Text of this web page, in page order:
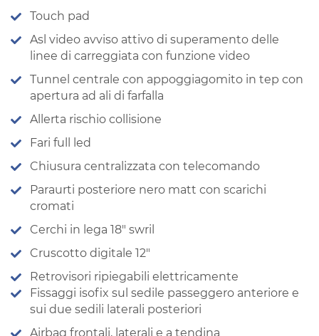
Touch pad
Asl video avviso attivo di superamento delle
linee di carreggiata con funzione video
Tunnel centrale con appoggiagomito in tep con
apertura ad ali di farfalla
Allerta rischio collisione
Fari full led
Chiusura centralizzata con telecomando
Paraurti posteriore nero matt con scarichi
cromati
Cerchi in lega 18″ swril
Cruscotto digitale 12″
Retrovisori ripiegabili elettricamente
Fissaggi isofix sul sedile passeggero anteriore e
sui due sedili laterali posteriori
Airbag frontali, laterali e a tendina